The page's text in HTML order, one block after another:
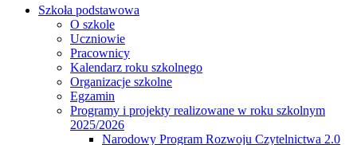
Szkoła podstawowa
O szkole
Uczniowie
Pracownicy
Kalendarz roku szkolnego
Organizacje szkolne
Egzamin
Programy i projekty realizowane w roku szkolnym
2025/2026
Narodowy Program Rozwoju Czytelnictwa 2.0